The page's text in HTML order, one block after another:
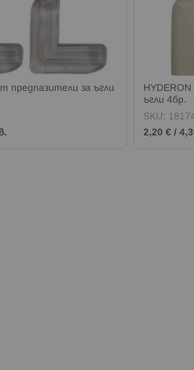
предпазители за ъгли
ъгли 4бр.
SKU:
2,20 € /